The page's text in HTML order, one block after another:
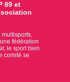
89 et
multisports,
fédération
le sport bien
comité se